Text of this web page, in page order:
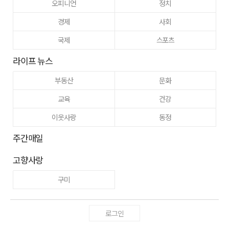
오피니언
정치
경제
사회
국제
스포츠
라이프 뉴스
부동산
문화
교육
건강
이웃사랑
동정
주간매일
고향사랑
구미
로그인